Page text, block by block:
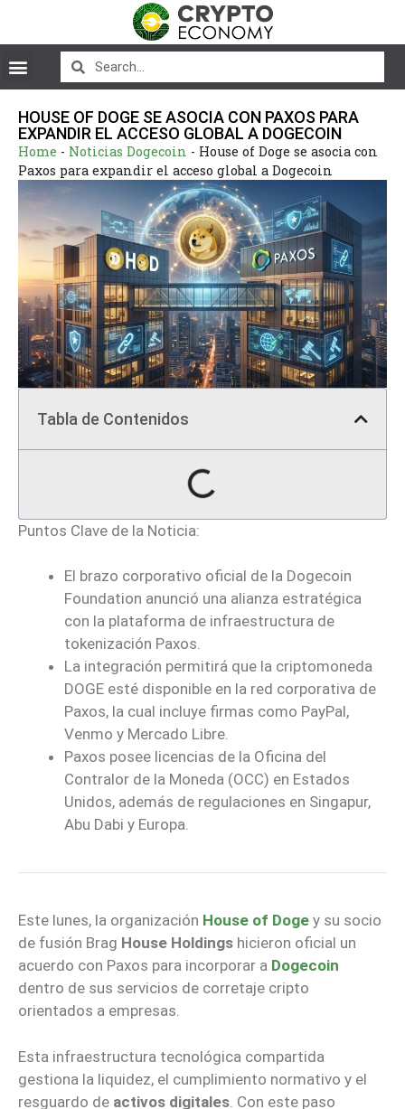
HOUSE OF DOGE SE ASOCIA CON PAXOS PARA
EXPANDIR EL ACCESO GLOBAL A DOGECOIN
Home - Noticias Dogecoin - House of Doge se asocia con
Paxos para expandir el acceso global a Dogecoin
Tabla de Contenidos
Puntos Clave de la Noticia:
El brazo corporativo oficial de la Dogecoin
Foundation anunció una alianza estratégica
con la plataforma de infraestructura de
tokenización Paxos.
La integración permitirá que la criptomoneda
DOGE esté disponible en la red corporativa de
Paxos, la cual incluye firmas como PayPal,
Venmo y Mercado Libre.
Paxos posee licencias de la Oficina del
Contralor de la Moneda (OCC) en Estados
Unidos, además de regulaciones en Singapur,
Abu Dabi y Europa.
Este lunes, la organización House of Doge y su socio
de fusión Brag House Holdings hicieron oficial un
acuerdo con Paxos para incorporar a Dogecoin
dentro de sus servicios de corretaje cripto
orientados a empresas.
Esta infraestructura tecnológica compartida
gestiona la liquidez, el cumplimiento normativo y el
resguardo de activos digitales . Con este paso